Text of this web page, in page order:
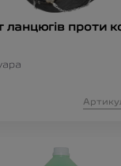
ланцюгів проти